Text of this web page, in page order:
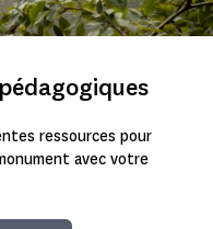
ressources pour
avec votre